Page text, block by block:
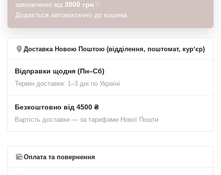
замовленні від 3000 грн ✨
Додається автоматично до кошика
Доставка Новою Поштою (відділення, поштомат, курʼєр)
Відправки щодня (Пн–Сб)
Термін доставки: 1–3 дні по Україні
Безкоштовно від 4500 ₴
Вартість доставки — за тарифами Нової Пошти
Оплата та повернення